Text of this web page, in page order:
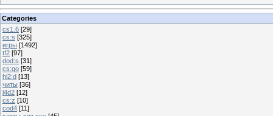
Categories
cs1.6 [29]
cs:s [325]
игры [1492]
tf2 [97]
dod:s [31]
cs:go [59]
hl2:d [13]
читы [36]
l4d2 [12]
cs:z [10]
cod4 [11]